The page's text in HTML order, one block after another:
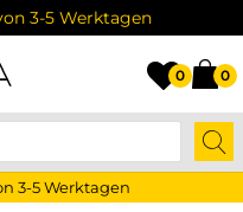
3-5 Werktagen
0 0
3-5 Werktagen